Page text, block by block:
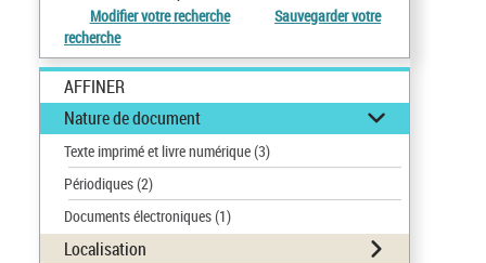
Modifier votre recherche
Sauvegarder votre
recherche
AFFINER
Nature de document
Texte imprimé et livre numérique(3)
Périodiques(2)
Documents électroniques(1)
Localisation